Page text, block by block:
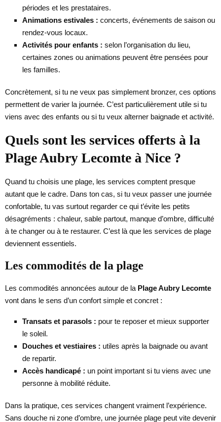
périodes et les prestataires.
Animations estivales : concerts, événements de saison ou
rendez-vous locaux.
Activités pour enfants : selon l’organisation du lieu,
certaines zones ou animations peuvent être pensées pour
les familles.
Concrètement, si tu ne veux pas simplement bronzer, ces options
permettent de varier la journée. C’est particulièrement utile si tu
viens avec des enfants ou si tu veux alterner baignade et activité.
Quels sont les services offerts à la
Plage Aubry Lecomte à Nice ?
Quand tu choisis une plage, les services comptent presque
autant que le cadre. Dans ton cas, si tu veux passer une journée
confortable, tu vas surtout regarder ce qui t’évite les petits
désagréments : chaleur, sable partout, manque d’ombre, difficulté
à te changer ou à te restaurer. C’est là que les services de plage
deviennent essentiels.
Les commodités de la plage
Les commodités annoncées autour de la Plage Aubry Lecomte
vont dans le sens d’un confort simple et concret :
Transats et parasols : pour te reposer et mieux supporter
le soleil.
Douches et vestiaires : utiles après la baignade ou avant
de repartir.
Accès handicapé : un point important si tu viens avec une
personne à mobilité réduite.
Dans la pratique, ces services changent vraiment l’expérience.
Sans douche ni zone d’ombre, une journée plage peut vite devenir